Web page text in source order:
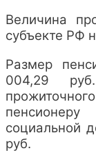
Величина
субъекте РФ
Размер
004,29
социальной
руб.